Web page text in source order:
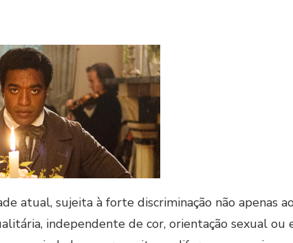
atual, sujeita à forte discriminação não apenas
independente de cor, orientação sexual ou